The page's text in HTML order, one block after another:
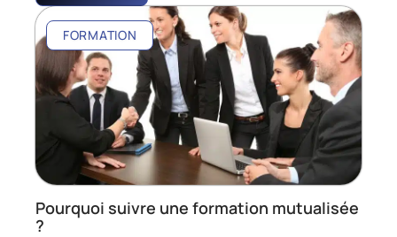
FORMATION
Pourquoi suivre une formation mutualisée
?